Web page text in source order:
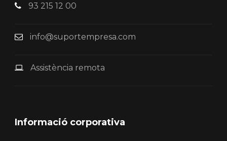
93 215 12 00
info@suportempresa.com
Assistència remota
Informació corporativa